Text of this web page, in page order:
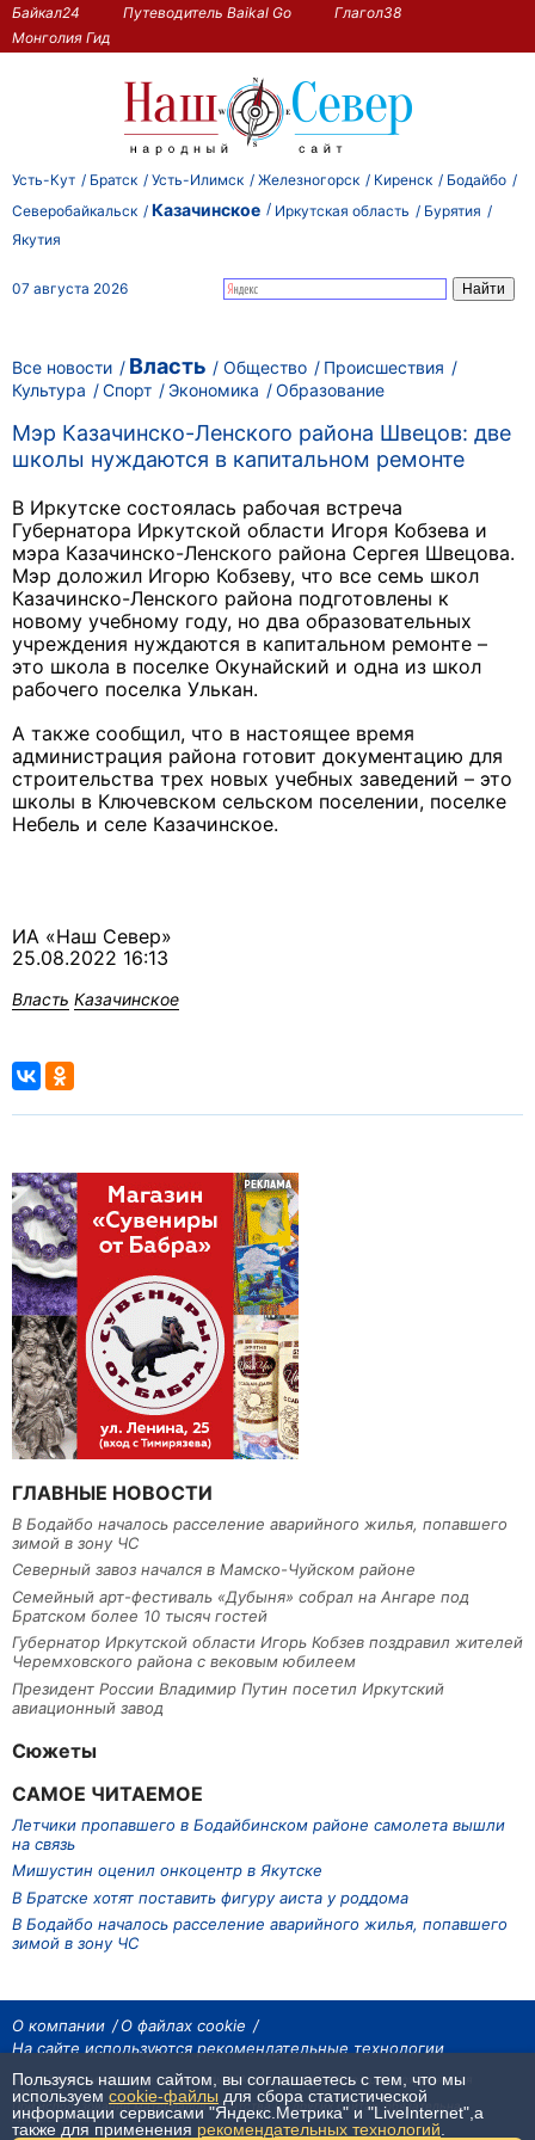
Байкал24 Путеводитель Baikal Go
Глагол38
Монголия Гид
Усть-Кут Братск Усть-Илимск Железногорск Киренск
Бодайбо
Северобайкальск
Казачинское Иркутская область
Бурятия
Якутия
07 августа 2026
Все новости Власть Общество
Происшествия
Культура
Спорт Экономика Образование
Мэр Казачинско-Ленского района Швецов: две
школы нуждаются в капитальном ремонте
В Иркутске состоялась рабочая встреча
Губернатора Иркутской области Игоря Кобзева и
мэра Казачинско-Ленского района Сергея Швецова.
Мэр доложил Игорю Кобзеву, что все семь школ
Казачинско-Ленского района подготовлены к
новому учебному году, но два образовательных
учреждения нуждаются в капитальном ремонте –
это школа в поселке Окунайский и одна из школ
рабочего поселка Улькан.
А также сообщил, что в настоящее время
администрация района готовит документацию для
строительства трех новых учебных заведений – это
школы в Ключевском сельском поселении, поселке
Небель и селе Казачинское.
ИА «Наш Север»
25.08.2022 16:13
Власть Казачинское
ГЛАВНЫЕ НОВОСТИ
В Бодайбо началось расселение аварийного жилья, попавшего
зимой в зону ЧС
Северный завоз начался в Мамско-Чуйском районе
Семейный арт-фестиваль «Дубыня» собрал на Ангаре под
Братском более 10 тысяч гостей
Губернатор Иркутской области Игорь Кобзев поздравил жителей
Черемховского района с вековым юбилеем
Президент России Владимир Путин посетил Иркутский
авиационный завод
Сюжеты
САМОЕ ЧИТАЕМОЕ
Летчики пропавшего в Бодайбинском районе самолета вышли
на связь
Мишустин оценил онкоцентр в Якутске
В Братске хотят поставить фигуру аиста у роддома
В Бодайбо началось расселение аварийного жилья, попавшего
зимой в зону ЧС
О компании
О файлах cookie
На сайте используются рекомендательные технологии
На сайте размещаются материалы ИА «Наш Север». Все права охраняются
законом.
При использовании материалов агентства на других сайтах, обязательна
гиперссылка.
Пользуясь нашим сайтом, вы соглашаетесь с тем, что мы
используем cookie-файлы для сбора статистической
информации сервисами "Яндекс.Метрика" и "LiveInternet",а
также для применения рекомендательных технологий